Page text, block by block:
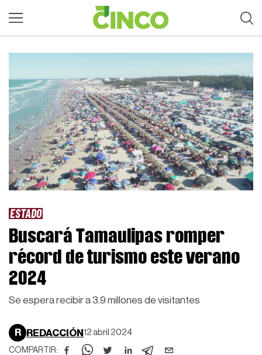
ESTADO
Buscará Tamaulipas romper
récord de turismo este verano
2024
Se espera recibir a 3.9 millones de visitantes
R REDACCIÓN 12 abril 2024
COMPARTIR: